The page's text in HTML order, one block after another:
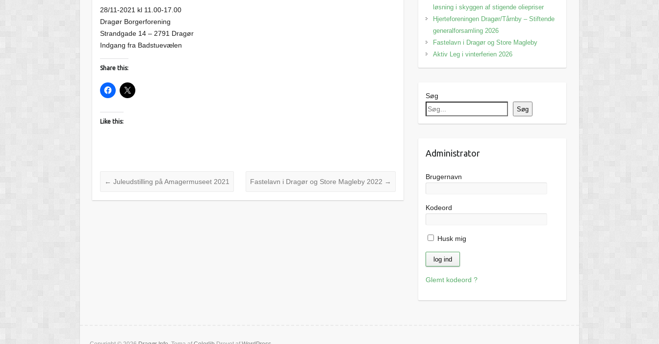
28/11-2021 kl 11.00-17.00
Dragør Borgerforening
Strandgade 14 – 2791 Dragør
Indgang fra Badstuevælen
Share this:
Like this:
← Juleudstilling på Amagermuseet 2021 Fastelavn i Dragør og Store Magleby 2022 →
løsning i skyggen af stigende oliepriser
Hjerteforeningen Dragør/Tårnby – Stiftende
generalforsamling 2026
Fastelavn i Dragør og Store Magleby
Aktiv Leg i vinterferien 2026
Søg
Søg
Administrator
Brugernavn
Kodeord
Husk mig
Glemt kodeord ?